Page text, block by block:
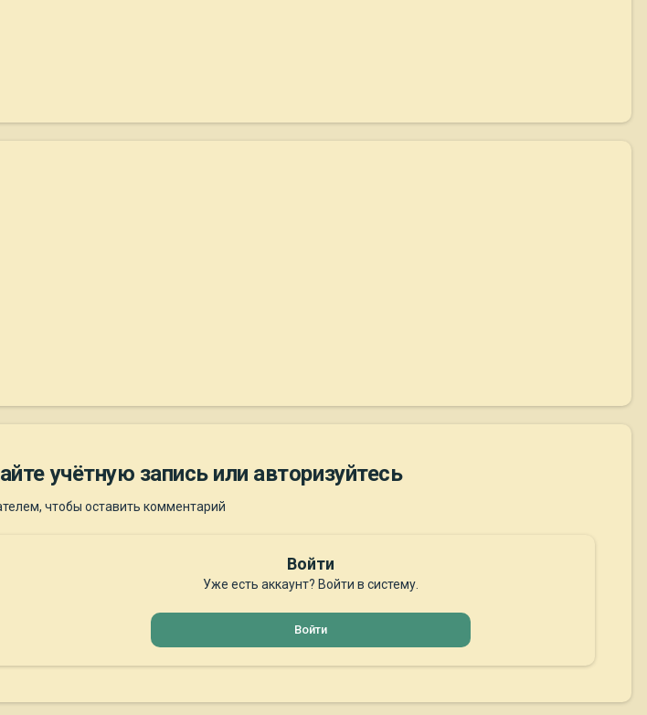
учётную запись или авторизуйтесь
чтобы оставить комментарий
Войти
Уже есть аккаунт? Войти в систему.
Войти